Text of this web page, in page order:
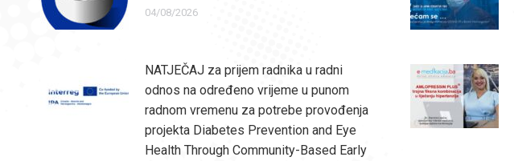
04/08/2026
NATJEČAJ za prijem radnika u radni
odnos na određeno vrijeme u punom
radnom vremenu za potrebe provođenja
projekta Diabetes Prevention and Eye
Health Through Community-Based Early